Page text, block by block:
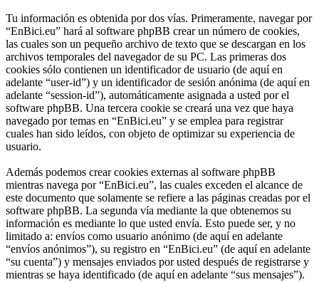
Tu información es obtenida por dos vías. Primeramente, navegar por
“EnBici.eu” hará al software phpBB crear un número de cookies,
las cuales son un pequeño archivo de texto que se descargan en los
archivos temporales del navegador de su PC. Las primeras dos
cookies sólo contienen un identificador de usuario (de aquí en
adelante “user-id”) y un identificador de sesión anónima (de aquí en
adelante “session-id”), automáticamente asignada a usted por el
software phpBB. Una tercera cookie se creará una vez que haya
navegado por temas en “EnBici.eu” y se emplea para registrar
cuales han sido leídos, con objeto de optimizar su experiencia de
usuario.
Además podemos crear cookies externas al software phpBB
mientras navega por “EnBici.eu”, las cuales exceden el alcance de
este documento que solamente se refiere a las páginas creadas por el
software phpBB. La segunda vía mediante la que obtenemos su
información es mediante lo que usted envía. Esto puede ser, y no
limitado a: envíos como usuario anónimo (de aquí en adelante
“envíos anónimos”), su registro en “EnBici.eu” (de aquí en adelante
“su cuenta”) y mensajes enviados por usted después de registrarse y
mientras se haya identificado (de aquí en adelante “sus mensajes”).